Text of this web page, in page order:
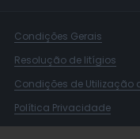
Condições Gerais
Resolução de litígios
Condições de Utilização
Política Privacidade